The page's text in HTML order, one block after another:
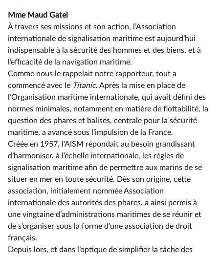
Mme Maud Gatel
À travers ses missions et son action, l’Association
internationale de signalisation maritime est aujourd’hui
indispensable à la sécurité des hommes et des biens, et à
l’efficacité de la navigation maritime.
Comme nous le rappelait notre rapporteur, tout a
commencé avec le Titanic. Après la mise en place de
l’Organisation maritime internationale, qui avait défini des
normes minimales, notamment en matière de flottabilité, la
question des phares et balises, centrale pour la sécurité
maritime, a avancé sous l’impulsion de la France.
Créée en 1957, l’AISM répondait au besoin grandissant
d’harmoniser, à l’échelle internationale, les règles de
signalisation maritime afin de permettre aux marins de se
situer en mer en toute sécurité. Dès son origine, cette
association, initialement nommée Association
internationale des autorités des phares, a ainsi permis à
une vingtaine d’administrations maritimes de se réunir et
de s’organiser sous la forme d’une association de droit
français.
Depuis lors, et dans l’optique de simplifier la tâche des